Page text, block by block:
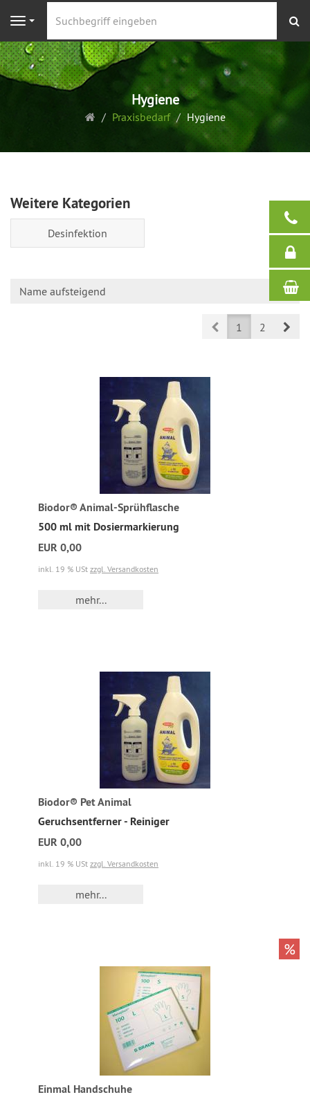
Navigation
Hygiene
Startseite
Praxisbedarf Hygiene
Weitere Kategorien
Desinfektion
Name aufsteigend
Prev1 2
Biodor® Animal-Sprühflasche
500 ml mit Dosiermarkierung
EUR 0,00
inkl. 19 % USt zzgl. Versandkosten
mehr...
Biodor® Pet Animal
Geruchsentferner - Reiniger
EUR 0,00
inkl. 19 % USt zzgl. Versandkosten
mehr...
Einmal Handschuhe
%